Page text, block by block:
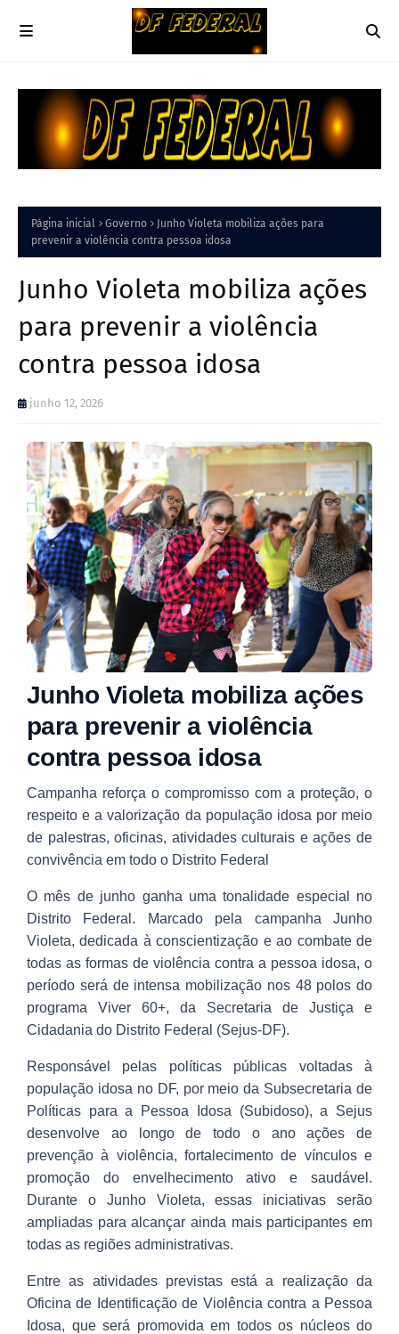
Página inicial Governo
Junho Violeta mobiliza ações para
prevenir a violência contra pessoa idosa
Junho Violeta mobiliza ações
para prevenir a violência
contra pessoa idosa
junho 12, 2026
Junho Violeta mobiliza ações
para prevenir a violência
contra pessoa idosa
Campanha reforça o compromisso com a proteção, o
respeito e a valorização da população idosa por meio
de palestras, oficinas, atividades culturais e ações de
convivência em todo o Distrito Federal
O mês de junho ganha uma tonalidade especial no
Distrito Federal. Marcado pela campanha Junho
Violeta, dedicada à conscientização e ao combate de
todas as formas de violência contra a pessoa idosa, o
período será de intensa mobilização nos 48 polos do
programa Viver 60+, da Secretaria de Justiça e
Cidadania do Distrito Federal (Sejus-DF).
Responsável pelas políticas públicas voltadas à
população idosa no DF, por meio da Subsecretaria de
Políticas para a Pessoa Idosa (Subidoso), a Sejus
desenvolve ao longo de todo o ano ações de
prevenção à violência, fortalecimento de vínculos e
promoção do envelhecimento ativo e saudável.
Durante o Junho Violeta, essas iniciativas serão
ampliadas para alcançar ainda mais participantes em
todas as regiões administrativas.
Entre as atividades previstas está a realização da
Oficina de Identificação de Violência contra a Pessoa
Idosa, que será promovida em todos os núcleos do